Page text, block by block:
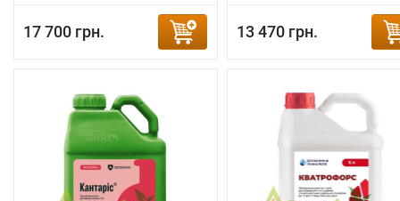
17 700 грн. 13 470 грн.